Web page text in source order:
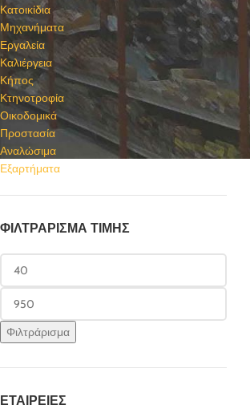
Κατοικίδια
Μηχανήματα
Εργαλεία
Καλιέργεια
Κήπος
Κτηνοτροφία
Οικοδομικά
Προστασία
Αναλώσιμα
Εξαρτήματα
ΦΙΛΤΡΆΡΙΣΜΑ ΤΙΜΉΣ
Φιλτράρισμα
ΕΤΑΙΡΕΊΕΣ